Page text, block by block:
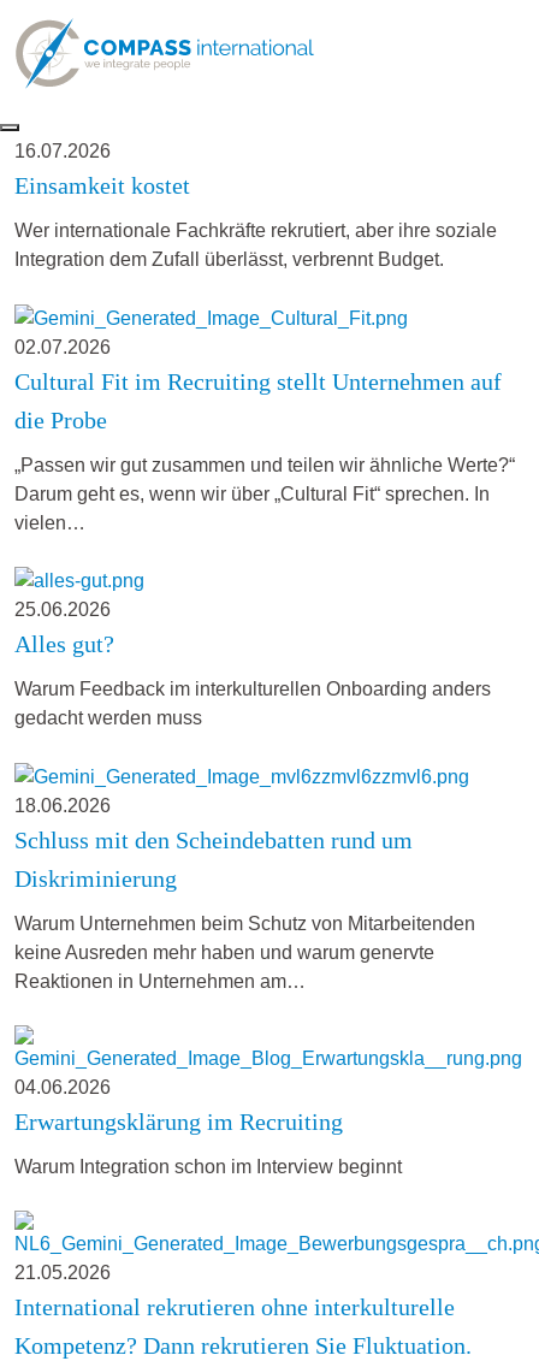
16.07.2026
Einsamkeit kostet
Wer internationale Fachkräfte rekrutiert, aber ihre soziale
Integration dem Zufall überlässt, verbrennt Budget.
02.07.2026
Cultural Fit im Recruiting stellt Unternehmen auf
die Probe
„Passen wir gut zusammen und teilen wir ähnliche Werte?“
Darum geht es, wenn wir über „Cultural Fit“ sprechen. In
vielen…
25.06.2026
Alles gut?
Warum Feedback im interkulturellen Onboarding anders
gedacht werden muss
18.06.2026
Schluss mit den Scheindebatten rund um
Diskriminierung
Warum Unternehmen beim Schutz von Mitarbeitenden
keine Ausreden mehr haben und warum genervte
Reaktionen in Unternehmen am…
04.06.2026
Erwartungsklärung im Recruiting
Warum Integration schon im Interview beginnt
21.05.2026
International rekrutieren ohne interkulturelle
Kompetenz? Dann rekrutieren Sie Fluktuation.